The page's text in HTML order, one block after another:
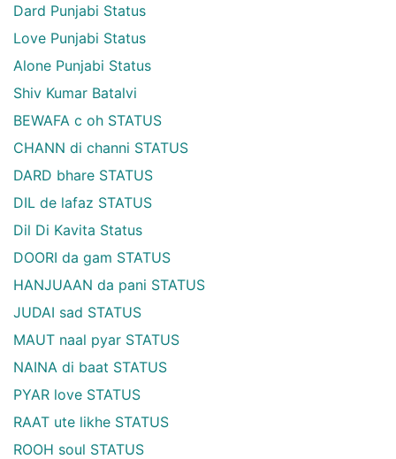
Dard Punjabi Status
Love Punjabi Status
Alone Punjabi Status
Shiv Kumar Batalvi
BEWAFA c oh STATUS
CHANN di channi STATUS
DARD bhare STATUS
DIL de lafaz STATUS
Dil Di Kavita Status
DOORI da gam STATUS
HANJUAAN da pani STATUS
JUDAI sad STATUS
MAUT naal pyar STATUS
NAINA di baat STATUS
PYAR love STATUS
RAAT ute likhe STATUS
ROOH soul STATUS